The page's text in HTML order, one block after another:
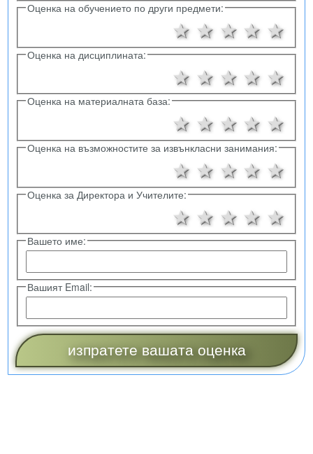
Оценка на обучението по други предмети:
4
3
2 звезди
1 звезда
Оценка на дисциплината:
4
3
2 звезди
1 звезда
Оценка на материалната база:
4
3
2 звезди
1 звезда
Оценка на възможностите за извънкласни занимания:
4
3
2 звезди
1 звезда
Оценка за Директора и Учителите:
4
3
2 звезди
1 звезда
Вашето име:
Вашият Email: